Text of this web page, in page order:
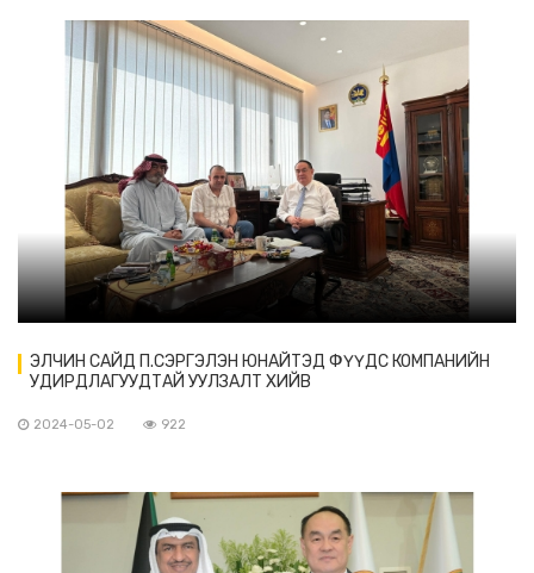
ЭЛЧИН САЙД П.СЭРГЭЛЭН ЮНАЙТЭД ФҮҮДС КОМПАНИЙН
УДИРДЛАГУУДТАЙ УУЛЗАЛТ ХИЙВ
2024-05-02 922